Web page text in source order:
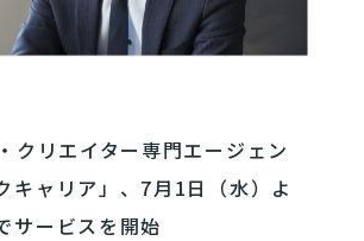
クリエイター専門エージェン
キャリア」、7月1日（水）よ
サービスを開始